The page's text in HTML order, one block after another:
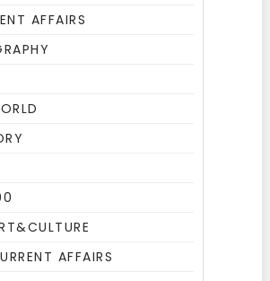
AFFAIRS
AFFAIRS